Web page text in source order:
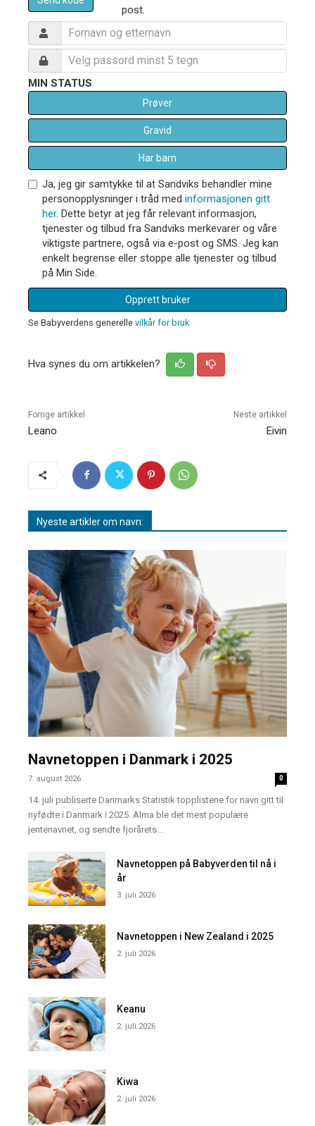
post.
MIN STATUS
Prøver
Gravid
Har barn
Ja, jeg gir samtykke til at Sandviks behandler mine
personopplysninger i tråd med informasjonen gitt
her. Dette betyr at jeg får relevant informasjon,
tjenester og tilbud fra Sandviks merkevarer og våre
viktigste partnere, også via e-post og SMS. Jeg kan
enkelt begrense eller stoppe alle tjenester og tilbud
på Min Side.
Opprett bruker
Se Babyverdens generelle vilkår for bruk
Hva synes du om artikkelen?
Forrige artikkel
Leano
Neste artikkel
Eivin
Nyeste artikler om navn:
Navnetoppen i Danmark i 2025
7. august 2026 0
14. juli publiserte Danmarks Statistik topplistene for navn gitt til
nyfødte i Danmark i 2025. Alma ble det mest populære
jentenavnet, og sendte fjorårets...
Navnetoppen på Babyverden til nå i
år
3. juli 2026
Navnetoppen i New Zealand i 2025
2. juli 2026
Keanu
2. juli 2026
Kiwa
2. juli 2026